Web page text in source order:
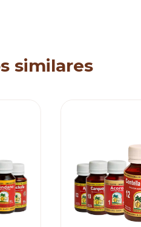
similares